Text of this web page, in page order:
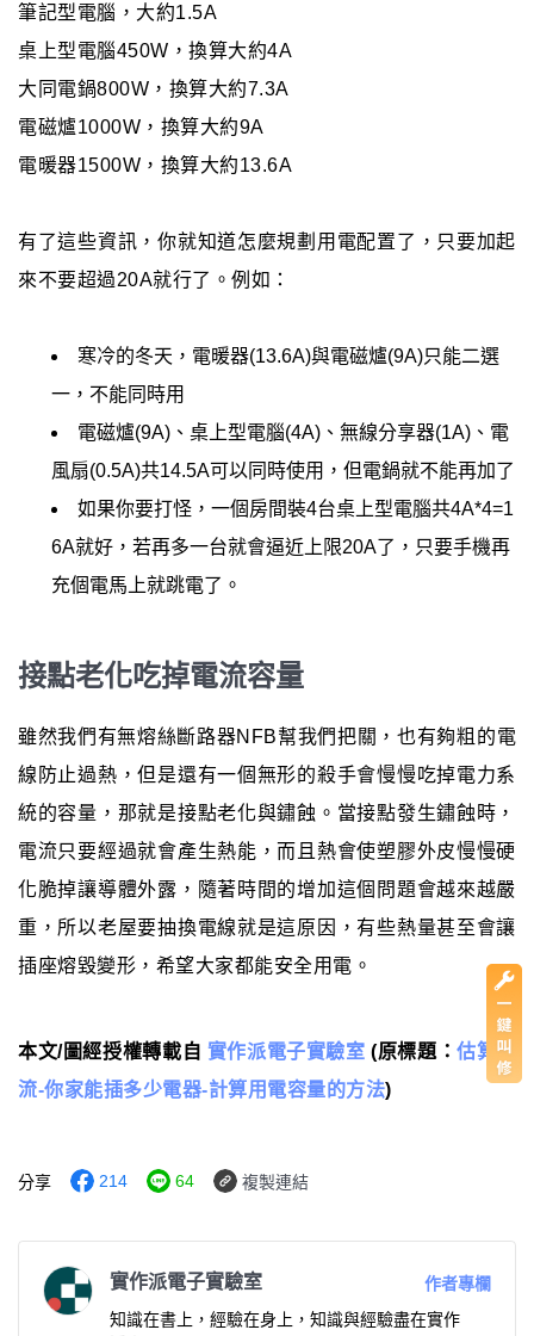
筆記型電腦，大約1.5A
桌上型電腦450W，換算大約4A
大同電鍋800W，換算大約7.3A
電磁爐1000W，換算大約9A
電暖器1500W，換算大約13.6A
有了這些資訊，你就知道怎麼規劃用電配置了，只要加起
來不要超過20A就行了。例如：
寒冷的冬天，電暖器(13.6A)與電磁爐(9A)只能二選
一，不能同時用
電磁爐(9A)、桌上型電腦(4A)、無線分享器(1A)、電
風扇(0.5A)共14.5A可以同時使用，但電鍋就不能再加了
如果你要打怪，一個房間裝4台桌上型電腦共4A*4=1
6A就好，若再多一台就會逼近上限20A了，只要手機再
充個電馬上就跳電了。
接點老化吃掉電流容量
雖然我們有無熔絲斷路器NFB幫我們把關，也有夠粗的電
線防止過熱，但是還有一個無形的殺手會慢慢吃掉電力系
統的容量，那就是接點老化與鏽蝕。當接點發生鏽蝕時，
電流只要經過就會產生熱能，而且熱會使塑膠外皮慢慢硬
化脆掉讓導體外露，隨著時間的增加這個問題會越來越嚴
重，所以老屋要抽換電線就是這原因，有些熱量甚至會讓
插座熔毀變形，希望大家都能安全用電。
本文/圖經授權轉載自 實作派電子實驗室 (原標題：估算電
流-你家能插多少電器-計算用電容量的方法)
分享 214 64 複製連結
實作派電子實驗室
作者專欄
知識在書上，經驗在身上，知識與經驗盡在實作